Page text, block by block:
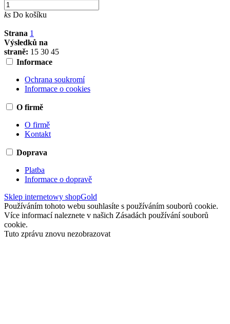
ks Do košíku
Strana 1
Výsledků na
straně: 15 30 45
Informace
Ochrana soukromí
Informace o cookies
O firmě
O firmě
Kontakt
Doprava
Platba
Informace o dopravě
Sklep internetowy shopGold
Používáním tohoto webu souhlasíte s používáním souborů cookie.
Více informací naleznete v našich Zásadách používání souborů
cookie.
Tuto zprávu znovu nezobrazovat